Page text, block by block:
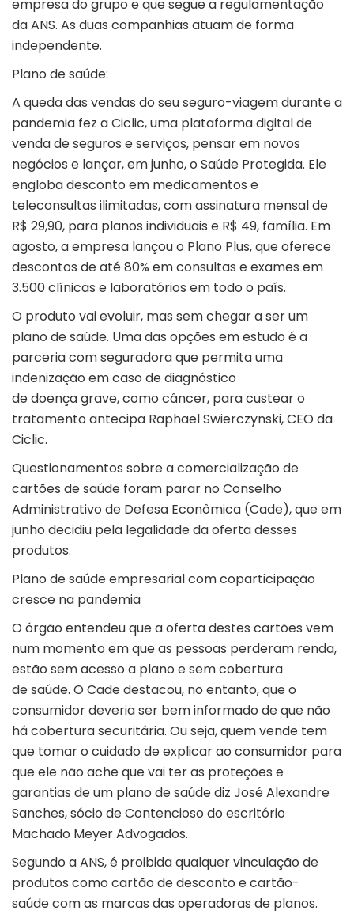
empresa do grupo e que segue a regulamentação
da ANS. As duas companhias atuam de forma
independente.
Plano de saúde:
A queda das vendas do seu seguro-viagem durante a
pandemia fez a Ciclic, uma plataforma digital de
venda de seguros e serviços, pensar em novos
negócios e lançar, em junho, o Saúde Protegida. Ele
engloba desconto em medicamentos e
teleconsultas ilimitadas, com assinatura mensal de
R$ 29,90, para planos individuais e R$ 49, família. Em
agosto, a empresa lançou o Plano Plus, que oferece
descontos de até 80% em consultas e exames em
3.500 clínicas e laboratórios em todo o país.
O produto vai evoluir, mas sem chegar a ser um
plano de saúde. Uma das opções em estudo é a
parceria com seguradora que permita uma
indenização em caso de diagnóstico
de doença grave, como câncer, para custear o
tratamento antecipa Raphael Swierczynski, CEO da
Ciclic.
Questionamentos sobre a comercialização de
cartões de saúde foram parar no Conselho
Administrativo de Defesa Econômica (Cade), que em
junho decidiu pela legalidade da oferta desses
produtos.
Plano de saúde empresarial com coparticipação
cresce na pandemia
O órgão entendeu que a oferta destes cartões vem
num momento em que as pessoas perderam renda,
estão sem acesso a plano e sem cobertura
de saúde. O Cade destacou, no entanto, que o
consumidor deveria ser bem informado de que não
há cobertura securitária. Ou seja, quem vende tem
que tomar o cuidado de explicar ao consumidor para
que ele não ache que vai ter as proteções e
garantias de um plano de saúde diz José Alexandre
Sanches, sócio de Contencioso do escritório
Machado Meyer Advogados.
Segundo a ANS, é proibida qualquer vinculação de
produtos como cartão de desconto e cartão-
saúde com as marcas das operadoras de planos.